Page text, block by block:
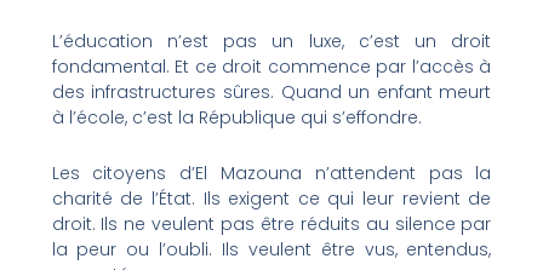
L’éducation n’est pas un luxe, c’est un droit
fondamental. Et ce droit commence par l’accès à
des infrastructures sûres. Quand un enfant meurt
à l’école, c’est la République qui s’effondre.
Les citoyens d’El Mazouna n’attendent pas la
charité de l’État. Ils exigent ce qui leur revient de
droit. Ils ne veulent pas être réduits au silence par
la peur ou l’oubli. Ils veulent être vus, entendus,